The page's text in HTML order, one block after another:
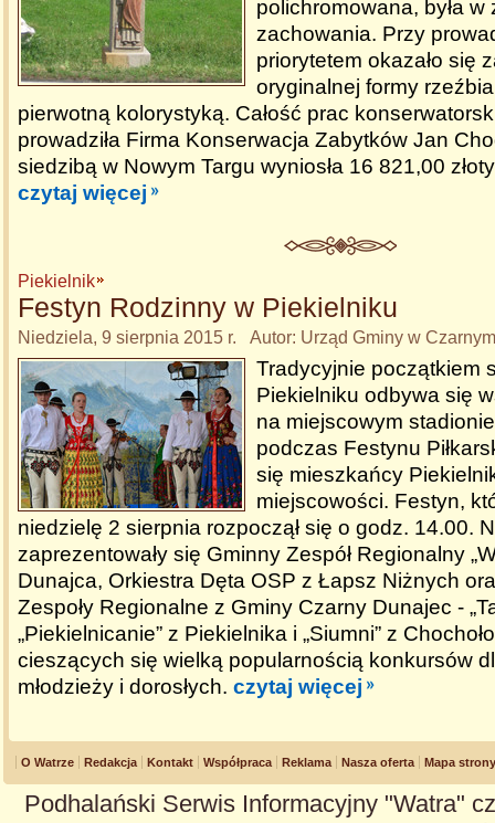
polichromowana, była w
zachowania. Przy
priorytetem okazało się
oryginalnej formy
pierwotną kolorystyką. Całość prac
prowadziła Firma Konserwacja Zabytków Jan
siedzibą w Nowym Targu wyniosła 16 821,00
czytaj więcej
Piekielnik
Festyn Rodzinny w Piekielniku
Niedziela, 9 sierpnia 2015 r. Autor: Urząd Gminy w
Tradycyjnie początkiem
Piekielniku odbywa się
na miejscowym
podczas Festynu
się mieszkańcy
miejscowości. Festyn,
niedzielę 2 sierpnia rozpoczął się o godz. 14.00.
zaprezentowały się Gminny Zespół Regionalny
Dunajca, Orkiestra Dęta OSP z Łapsz Niżnych
Zespoły Regionalne z Gminy Czarny Dunajec -
„Piekielnicanie” z Piekielnika i „Siumni” z
cieszących się wielką popularnością konkursów
młodzieży i dorosłych. czytaj więcej
O Watrze Redakcja Kontakt Współpraca Reklama Nasza oferta Mapa strony
Podhalański Serwis Informacyjny "Watra"